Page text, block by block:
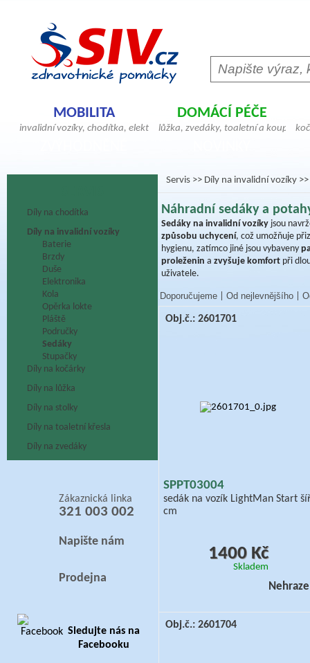
MOBILITA
invalidní vozíky, chodítka, elektrické skútry,
DOMÁCÍ PÉČE
lůžka, zvedáky, toaletní a
Díly na chodítka
Díly na invalidní vozíky
Baterie
Brzdy
Duše
Elektronika
Kola
Opěrka lokte
Pláště
Područky
Sedáky
Stupačky
Díly na kočárky
Díly na lůžka
Díly na stolky
Díly na toaletní křesla
Díly na zvedáky
Zákaznická linka
321 003 002
Napište nám
Prodejna
Sledujte nás na
Facebooku
Servis >> Díly na invalidní vozíky >>
Náhradní sedáky a
Sedáky na invalidní vozíky jsou
způsobu uchycení, což umožňuje
hygienu, zatímco jiné jsou vybaveny
proleženin a zvyšuje komfort při
uživatele.
Doporučujeme Od nejlevnějšího
Obj.č.: 2601701
SPPT03004
sedák na vozík LightMan Start
cm
1400 Kč
Skladem
Obj.č.: 2601704